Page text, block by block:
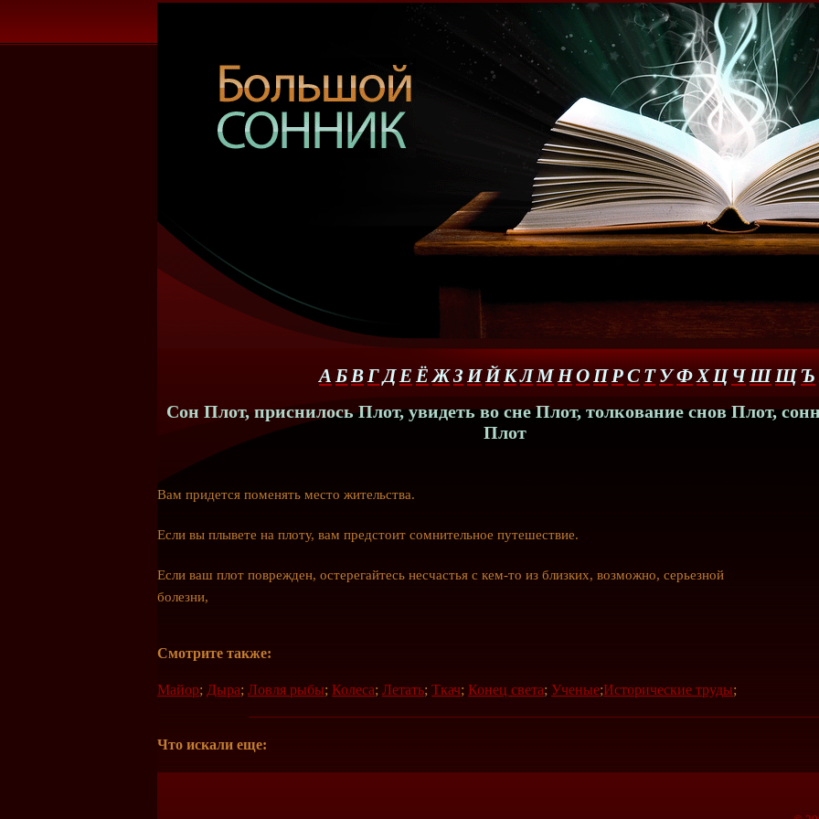
А БВГДЕ Ё ЖЗ ИЙКЛМНОПРС Т УФХЦ ЧШЩ Ъ
Сон Плот, приснилось Плот, увидеть во сне Плот, толкование снов Плот,
Плот
Вам придется поменять место жительства.
Если вы плывете на плоту, вам предстоит сомнительное путешествие.
Если ваш плот поврежден, остерегайтесь несчастья с кем-то из близких, возможно, серьезной
болезни,
Смотрите также:
Майор; Дыра; Ловля рыбы; Колеса; Летать; Ткач; Конец света; Ученые;Исторические труды;
Что искали еще: